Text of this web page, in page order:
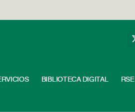
BIBLIOTECA DIGITAL RSE